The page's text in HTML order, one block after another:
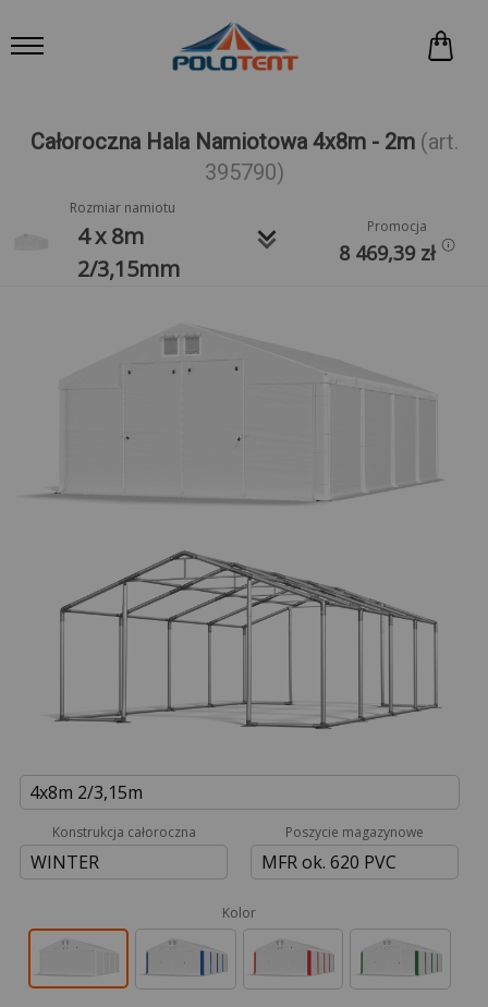
Całoroczna Hala Namiotowa 4x8m - 2m (art.
395790)
Rozmiar namiotu
4 x 8m
2/3,15mm
keyboard_arrow_down Promocja
8 469,39 zł
4x8m 2/3,15m
Konstrukcja całoroczna
WINTER
Poszycie magazynowe
MFR ok. 620 PVC
Kolor